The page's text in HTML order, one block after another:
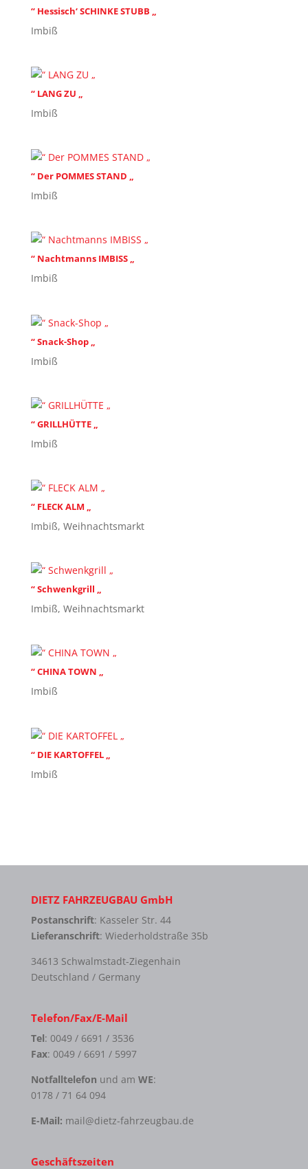
“ Hessisch‘ SCHINKE STUBB „
Imbiß
“ LANG ZU „
Imbiß
“ Der POMMES STAND „
Imbiß
“ Nachtmanns IMBISS „
Imbiß
“ Snack-Shop „
Imbiß
“ GRILLHÜTTE „
Imbiß
“ FLECK ALM „
Imbiß, Weihnachtsmarkt
“ Schwenkgrill „
Imbiß, Weihnachtsmarkt
“ CHINA TOWN „
Imbiß
“ DIE KARTOFFEL „
Imbiß
DIETZ FAHRZEUGBAU GmbH
Postanschrift: Kasseler Str. 44
Lieferanschrift: Wiederholdstraße 35b
34613 Schwalmstadt-Ziegenhain
Deutschland / Germany
Telefon/Fax/E-Mail
Tel: 0049 / 6691 / 3536
Fax: 0049 / 6691 / 5997
Notfalltelefon und am WE:
0178 / 71 64 094
E-Mail: mail@dietz-fahrzeugbau.de
Geschäftszeiten